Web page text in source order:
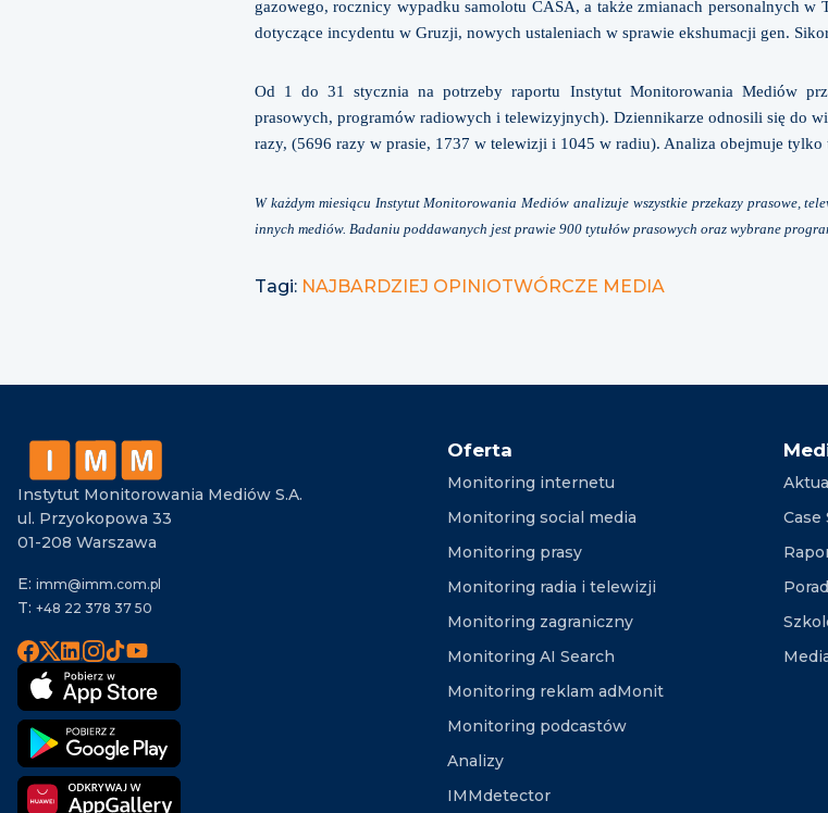
gazowego, rocznicy wypadku samolotu CASA, a także zmianach personalnych w
dotyczące incydentu w Gruzji, nowych ustaleniach w sprawie ekshumacji gen.
Od 1 do 31 stycznia na potrzeby raportu Instytut Monitorowania Mediów
prasowych, programów radiowych i telewizyjnych). Dziennikarze odnosili się do
razy, (5696 razy w prasie, 1737 w telewizji i 1045 w radiu). Analiza obejmuje tylko
W każdym miesiącu Instytut Monitorowania Mediów analizuje wszystkie przekazy prasowe,
innych mediów. Badaniu poddawanych jest prawie 900 tytułów prasowych oraz wybrane
Tagi: NAJBARDZIEJ OPINIOTWÓRCZE MEDIA
Instytut Monitorowania Mediów S.A.
ul. Przyokopowa 33
01-208 Warszawa
E: imm@imm.com.pl
T: +48 22 378 37 50
Oferta
Monitoring internetu
Monitoring social media
Monitoring prasy
Monitoring radia i telewizji
Monitoring zagraniczny
Monitoring AI Search
Monitoring reklam adMonit
Monitoring podcastów
Analizy
IMMdetector
Case